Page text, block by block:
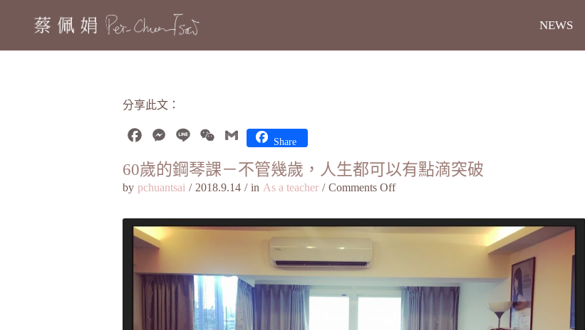
NEWS
分享此文：
FacebookMessenger
Line WeChatGmail
Share
60歲的鋼琴課－不管幾歲，人生都可以有點滴突破
by pchuantsai / 2018.9.14 / in As a teacher / Comments Off